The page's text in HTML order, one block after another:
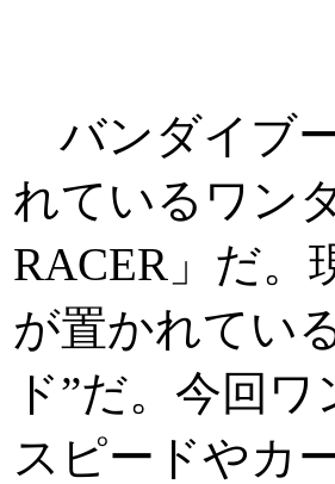
バンダイブ
れているワン
RACER」だ。
が置かれてい
ド”だ。今回
スピードやカ